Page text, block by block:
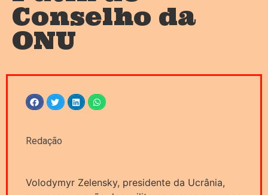
Conselho da
ONU
Redação
Volodymyr Zelensky, presidente da Ucrânia,